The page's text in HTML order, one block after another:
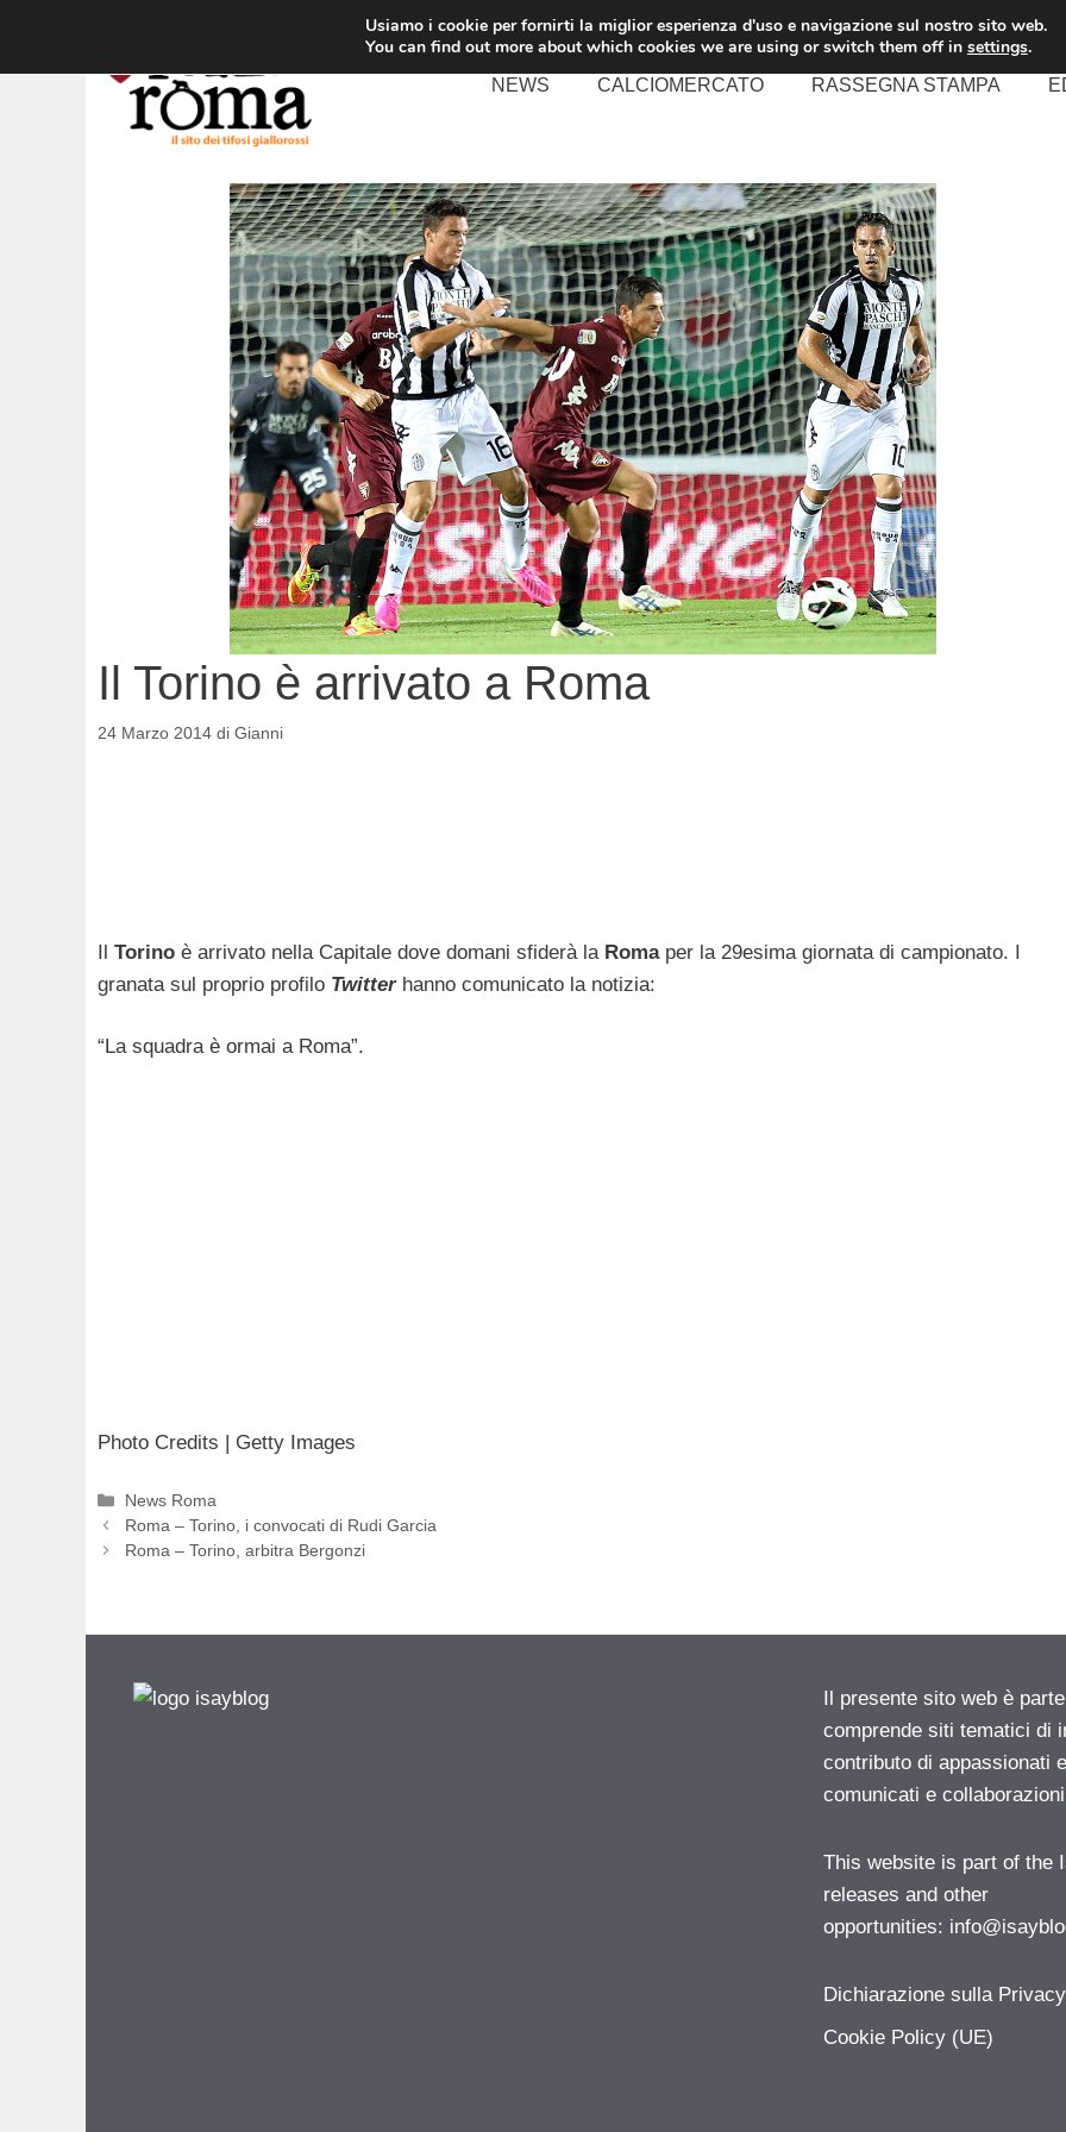
contenuto
NEWS CALCIOMERCATO RASSEGNA STAMPA
Il Torino è arrivato a Roma
24 Marzo 2014 di Gianni
Il Torino è arrivato nella Capitale dove domani sfiderà la Romaper la 29esima giornata di campionato. I
granata sul proprio profilo Twitter hanno comunicato la notizia:
“La squadra è ormai a Roma”.
Photo Credits | Getty Images
Categorie
News Roma
Roma – Torino, i convocati di Rudi Garcia
Roma – Torino, arbitra Bergonzi
Il presente sito web è
comprende siti tematici di
contributo di appassionati
comunicati e
This website is part of the
releases and other
opportunities:
Dichiarazione sulla
Cookie Policy (UE)
Usiamo i cookie per fornirti la miglior esperienza d'uso e navigazione sul nostro sito web.
You can find out more about which cookies we are using or switch them off in settings.